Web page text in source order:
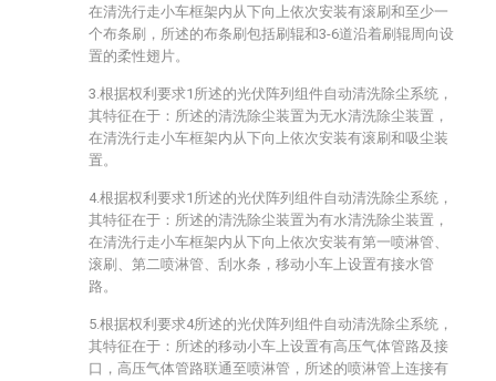
在清洗行走小车框架内从下向上依次安装有滚刷和至少一
个布条刷，所述的布条刷包括刷辊和3-6道沿着刷辊周向设
置的柔性翅片。
3.根据权利要求1所述的光伏阵列组件自动清洗除尘系统，
其特征在于：所述的清洗除尘装置为无水清洗除尘装置，
在清洗行走小车框架内从下向上依次安装有滚刷和吸尘装
置。
4.根据权利要求1所述的光伏阵列组件自动清洗除尘系统，
其特征在于：所述的清洗除尘装置为有水清洗除尘装置，
在清洗行走小车框架内从下向上依次安装有第一喷淋管、
滚刷、第二喷淋管、刮水条，移动小车上设置有接水管
路。
5.根据权利要求4所述的光伏阵列组件自动清洗除尘系统，
其特征在于：所述的移动小车上设置有高压气体管路及接
口，高压气体管路联通至喷淋管，所述的喷淋管上连接有